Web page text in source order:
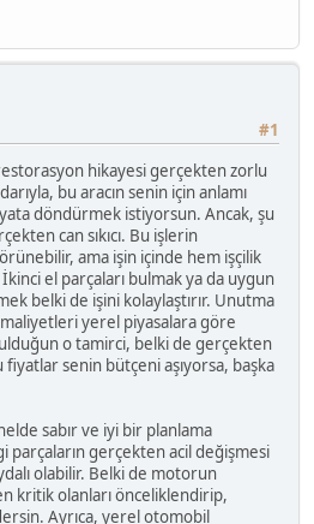
#1
hikayesi gerçekten zorlu
bu aracın senin için anlamı
döndürmek istiyorsun. Ancak, şu
can sıkıcı. Bu işlerin
ama işin içinde hem işçilik
el parçaları bulmak ya da uygun
belki de işini kolaylaştırır. Unutma
yerel piyasalara göre
o tamirci, belki de gerçekten
fiyatlar senin bütçeni aşıyorsa, başka
sabır ve iyi bir planlama
parçaların gerçekten acil değişmesi
olabilir. Belki de motorun
kritik olanları önceliklendirip,
Ayrıca, yerel otomobil